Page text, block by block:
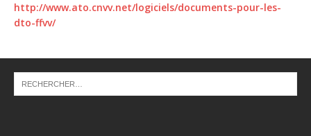
http://www.ato.cnvv.net/logiciels/documents-pour-les-
dto-ffvv/